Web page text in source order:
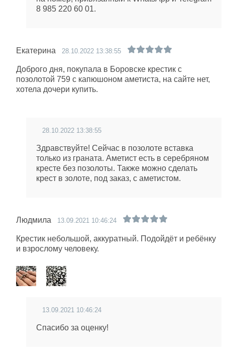
8 985 220 60 01.
Екатерина 28.10.2022 13:38:55
Доброго дня, покупала в Боровске крестик с
позолотой 759 с капюшоном аметиста, на сайте нет,
хотела дочери купить.
28.10.2022 13:38:55
Здравствуйте! Сейчас в позолоте вставка
только из граната. Аметист есть в серебряном
кресте без позолоты. Также можно сделать
крест в золоте, под заказ, с аметистом.
Людмила 13.09.2021 10:46:24
Крестик небольшой, аккуратный. Подойдёт и ребёнку
и взрослому человеку.
13.09.2021 10:46:24
Спасибо за оценку!